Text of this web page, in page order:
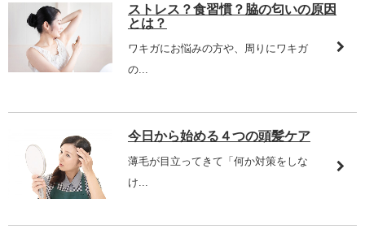
ストレス？食習慣？脇の匂いの原因
とは？
ワキガにお悩みの方や、周りにワキガ
の...
今日から始める４つの頭髪ケア
薄毛が目立ってきて「何か対策をしな
け...